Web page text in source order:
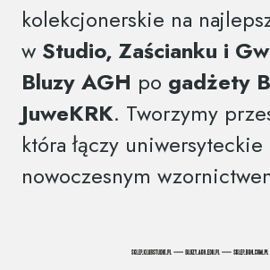
kolekcjonerskie na
w Studio, Zaścianku i
Bluzy AGH po gadżety
JuweKRK. Tworzymy
która łączy
nowoczesnym